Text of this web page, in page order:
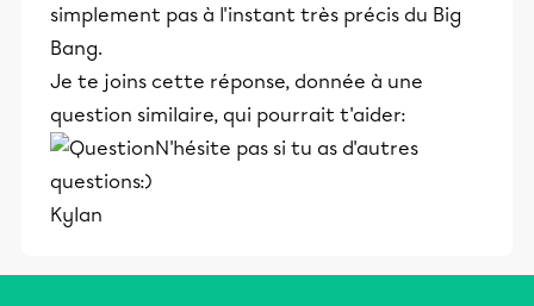
simplement pas à l'instant très précis du Big
Bang.
Je te joins cette réponse, donnée à une
question similaire, qui pourrait t'aider:
N'hésite pas si tu as d'autres
questions:)
Kylan